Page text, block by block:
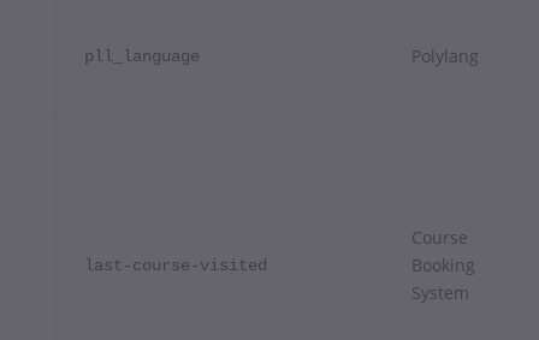
pll_language Polylang
last-course-visited
Course
Booking
System